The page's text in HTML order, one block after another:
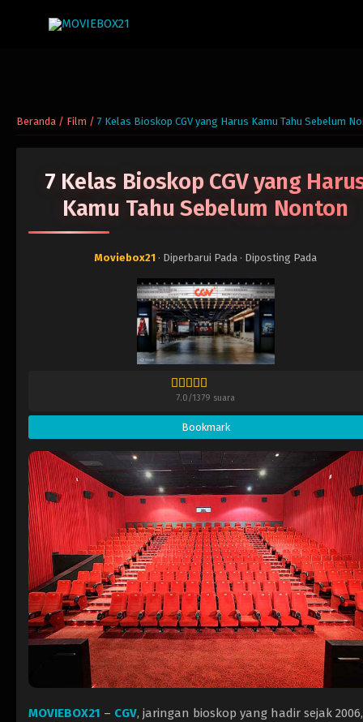
Beranda / Film / 7 Kelas Bioskop CGV yang Harus Kamu Tahu Sebelum
7 Kelas Bioskop CGV yang
Kamu Tahu Sebelum Nonton
Moviebox21 · Diperbarui Pada · Diposting Pada
7.0/1379 suara
Bookmark
MOVIEBOX21 – CGV, jaringan bioskop yang hadir sejak 2006,